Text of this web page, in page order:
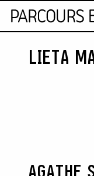
Retour au
MAPLIETA
AGATHE